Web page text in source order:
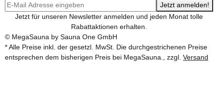
Jetzt anmelden!
Jetzt für unseren Newsletter anmelden und jeden Monat tolle
Rabattaktionen erhalten.
© MegaSauna by Sauna One GmbH
* Alle Preise inkl. der gesetzl. MwSt. Die durchgestrichenen Preise
entsprechen dem bisherigen Preis bei MegaSauna., zzgl. Versand